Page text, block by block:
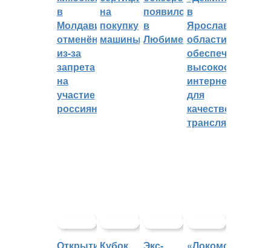
в
Молдавии
отменён
из-за
запрета
на
участие
россиян
на
покупку
машины
появился
в
Любиме
в
Ярославской
области
обеспечивают
интернетом
для
качественных
трансляций